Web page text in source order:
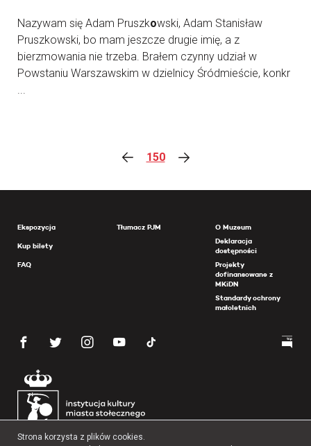
Nazywam się Adam Pruszkowski, Adam Stanisław
Pruszkowski, bo mam jeszcze drugie imię, a z
bierzmowania nie trzeba. Brałem czynny udział w
Powstaniu Warszawskim w dzielnicy Śródmieście, konkr
...
150
Ekspozycja
Kup bilety
FAQ
Tłumacz PJM
O Muzeum
Deklaracja
dostępności
Projekty
dofinansowane z
MKiDN
Standardy ochrony
małoletnich
Strona korzysta z plików cookies.